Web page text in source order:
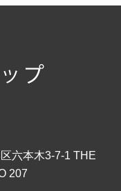
六本木3-7-1 THE
207